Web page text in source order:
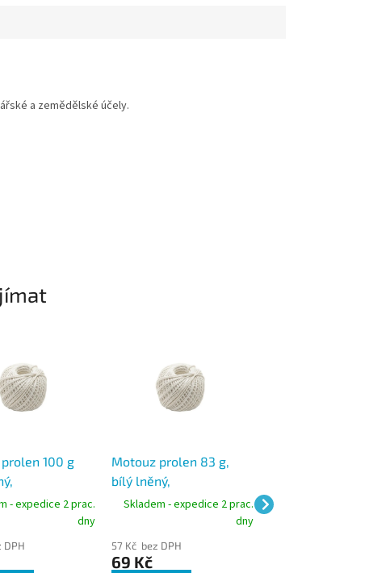
a zemědělské účely.
100 g
- expedice 2 prac.
dny
DPH
Motouz prolen 83 g,
bílý lněný,
potravinářský
Skladem - expedice 2 prac.
dny
57 Kč bez DPH
69 Kč